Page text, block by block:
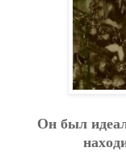
Oн был